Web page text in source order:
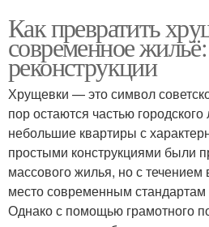
Как превратить
современное
реконструкции
Хрущевки — это символ
пор остаются частью
небольшие квартиры с
простыми конструкциями были
массового жилья, но с
место современным
Однако с помощью грамотного